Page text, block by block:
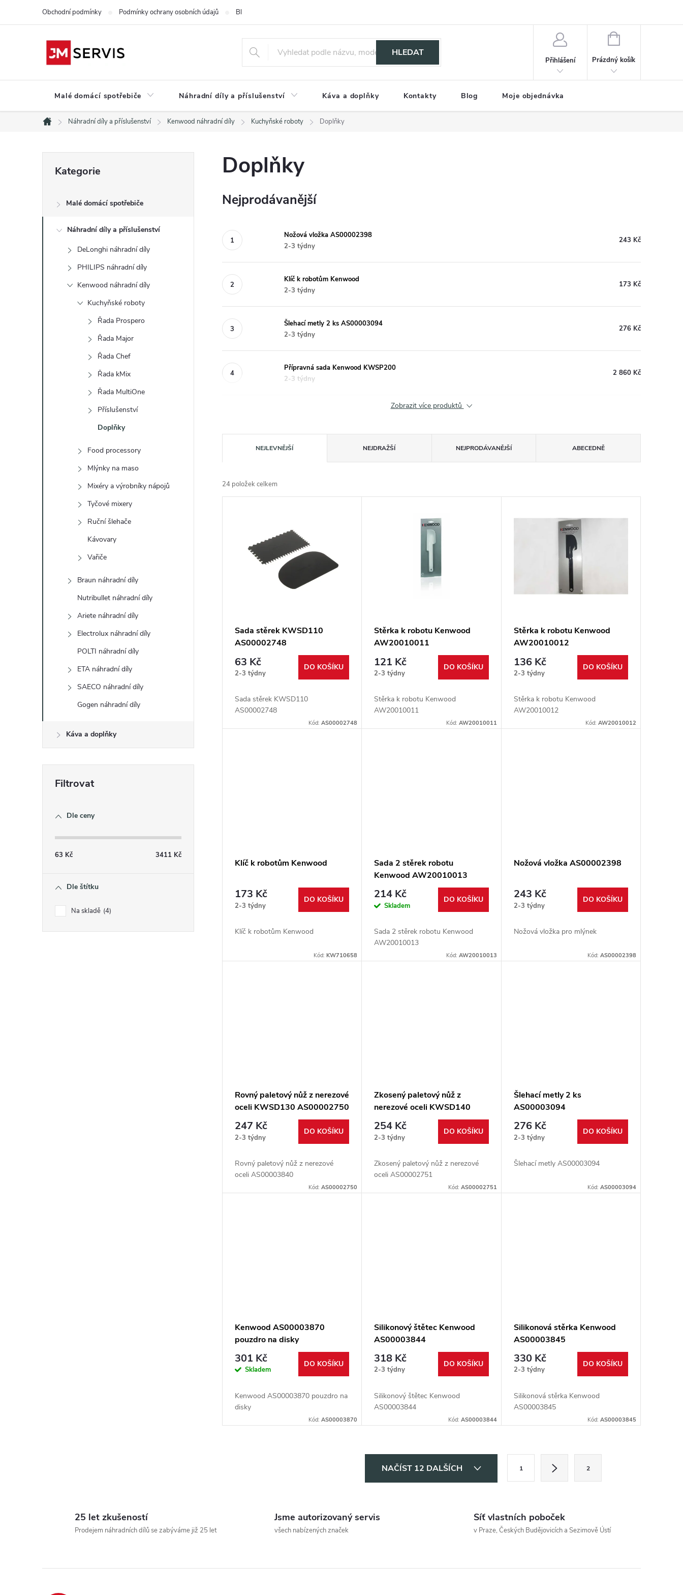
Obchodní podmínky Podmínky ochrany osobních údajů Blog
HLEDAT
Přihlášení
NÁKUPNÍ
Prázdný košík
Malé domácí spotřebiče Náhradní díly a příslušenství Káva a doplňky Kontakty Blog Moje objednávka
Domů
Náhradní díly a příslušenství Kenwood náhradní díly Kuchyňské roboty Doplňky
s
kategorie
Kategorie
Malé domácí spotřebiče
Náhradní díly a příslušenství
DeLonghi náhradní díly
PHILIPS náhradní díly
Kenwood náhradní díly
Kuchyňské roboty
Řada Prospero
Řada Major
Řada Chef
Řada kMix
Řada MultiOne
Příslušenství
Doplňky
Food processory
Mlýnky na maso
Mixéry a výrobníky nápojů
Tyčové mixery
Ruční šlehače
Kávovary
Vařiče
Braun náhradní díly
Nutribullet náhradní díly
Ariete náhradní díly
Electrolux náhradní díly
POLTI náhradní díly
ETA náhradní díly
SAECO náhradní díly
Gogen náhradní díly
Káva a doplňky
Dle ceny
63 Kč 3411 Kč
Dle štítku
Na skladě 4
Doplňky
Nejprodávanější
Nožová vložka AS00002398
2-3 týdny
243 Kč
Klíč k robotům Kenwood
2-3 týdny
173 Kč
Šlehací metly 2 ks AS00003094
2-3 týdny
276 Kč
Přípravná sada Kenwood KWSP200
2-3 týdny
2 860 Kč
Zobrazit více produktů
a
z
k
NEJLEVNĚJŠÍ NEJDRAŽŠÍ NEJPRODÁVANĚJŠÍ ABECEDNĚ
24 položek celkem
u
Sada stěrek KWSD110
AS00002748
63 Kč
2-3 týdny
DO KOŠÍKU
Sada stěrek KWSD110
AS00002748
Kód:AS00002748
Stěrka k robotu Kenwood
AW20010011
121 Kč
2-3 týdny
DO KOŠÍKU
Stěrka k robotu Kenwood
AW20010011
Kód: AW20010011
Stěrka k robotu Kenwood
AW20010012
136 Kč
2-3 týdny
DO KOŠÍKU
Stěrka k robotu Kenwood
AW20010012
Kód: AW20010012
Klíč k robotům Kenwood
173 Kč
2-3 týdny
DO KOŠÍKU
Klíč k robotům Kenwood
Kód:KW710658
Sada 2 stěrek robotu
Kenwood AW20010013
214 Kč
Skladem
DO KOŠÍKU
Sada 2 stěrek robotu Kenwood
AW20010013
Kód: AW20010013
Nožová vložka AS00002398
243 Kč
2-3 týdny
DO KOŠÍKU
Nožová vložka pro mlýnek
Kód: AS00002398
Rovný paletový nůž z nerezové
oceli KWSD130 AS00002750
247 Kč
2-3 týdny
DO KOŠÍKU
Rovný paletový nůž z nerezové
oceli AS00003840
Kód:AS00002750
Zkosený paletový nůž z
nerezové oceli KWSD140
AS00002751
254 Kč
2-3 týdny
DO KOŠÍKU
Zkosený paletový nůž z nerezové
oceli AS00002751
Kód: AS00002751
Šlehací metly 2 ks
AS00003094
276 Kč
2-3 týdny
DO KOŠÍKU
Šlehací metly AS00003094
Kód: AS00003094
Kenwood AS00003870
pouzdro na disky
301 Kč
Skladem
DO KOŠÍKU
Kenwood AS00003870 pouzdro na
disky
Kód:AS00003870
Silikonový štětec Kenwood
AS00003844
318 Kč
2-3 týdny
DO KOŠÍKU
Silikonový štětec Kenwood
AS00003844
Kód: AS00003844
Silikonová stěrka Kenwood
AS00003845
330 Kč
2-3 týdny
DO KOŠÍKU
Silikonová stěrka Kenwood
AS00003845
Kód: AS00003845
a
NAČÍST 12 DALŠÍCH
á
n
1 2
25 let zkušeností
Prodejem náhradních dílů se zabýváme již 25 let
Jsme autorizovaný servis
všech nabízených značek
Síť vlastních poboček
v Praze, Českých Budějovicích a Sezimově Ústí